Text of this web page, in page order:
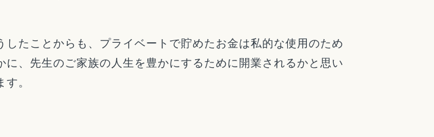
たことからも、プライベートで貯めたお金は私的な使用のため
、先生のご家族の人生を豊かにするために開業されるかと思い
。